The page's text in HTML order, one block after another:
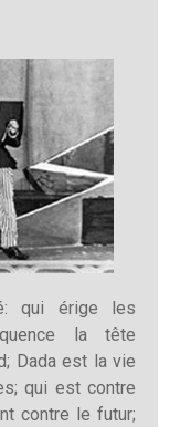
qui érige les
la tête
Dada est la vie
qui est contre
contre le futur;